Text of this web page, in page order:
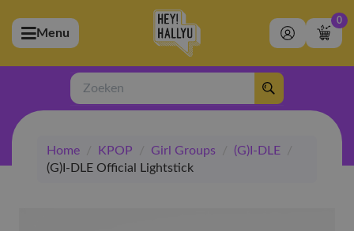
(Artiesten)
(Merchandise)
(Exclusive)
(Winkel)
Menu
0
Zoeken
Home / KPOP / Girl Groups / (G)I-DLE
/
(G)I-DLE Official Lightstick